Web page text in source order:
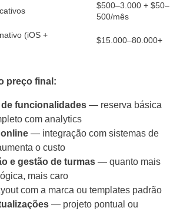
$500–3.000 + $50–
500/mês
(iOS +
$15.000–80.000+
preço final:
funcionalidades — reserva básica
com analytics
— integração com sistemas de
o custo
e gestão de turmas — quanto mais
mais caro
com a marca ou templates padrão
— projeto pontual ou